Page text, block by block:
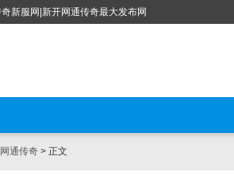
新服网|新开网通传奇最大发布网
网通传奇 > 正文